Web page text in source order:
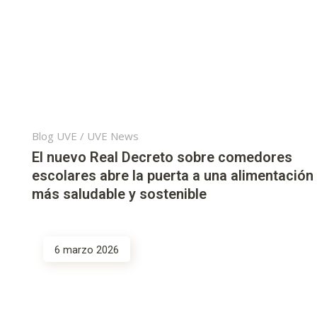
Blog UVE / UVE News
El nuevo Real Decreto sobre comedores
escolares abre la puerta a una alimentación
más saludable y sostenible
6 marzo 2026